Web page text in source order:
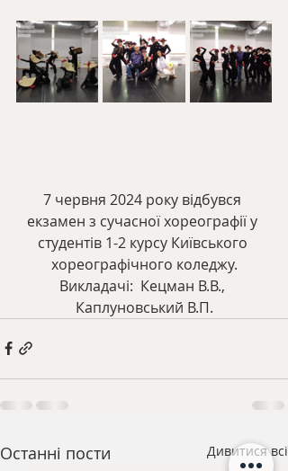
7 червня 2024 року відбувся
екзамен з сучасної хореографії у
студентів 1-2 курсу Київського
хореографічного коледжу.
Викладачі:  Кецман В.В.,
Каплуновський В.П.
Останні пости Дивитися всі